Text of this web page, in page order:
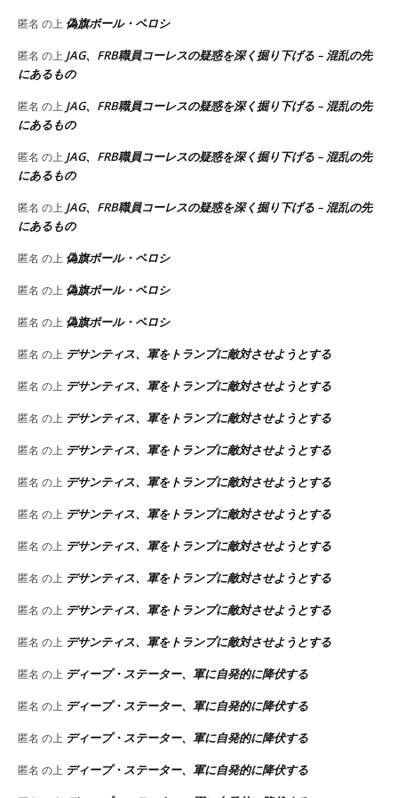
匿名 の上 偽旗ポール・ペロシ
匿名 の上 JAG、FRB職員コーレスの疑惑を深く掘り下げる – 混乱の先
にあるもの
匿名 の上 JAG、FRB職員コーレスの疑惑を深く掘り下げる – 混乱の先
にあるもの
匿名 の上 JAG、FRB職員コーレスの疑惑を深く掘り下げる – 混乱の先
にあるもの
匿名 の上 JAG、FRB職員コーレスの疑惑を深く掘り下げる – 混乱の先
にあるもの
匿名 の上 偽旗ポール・ペロシ
匿名 の上 偽旗ポール・ペロシ
匿名 の上 偽旗ポール・ペロシ
匿名 の上 デサンティス、軍をトランプに敵対させようとする
匿名 の上 デサンティス、軍をトランプに敵対させようとする
匿名 の上 デサンティス、軍をトランプに敵対させようとする
匿名 の上 デサンティス、軍をトランプに敵対させようとする
匿名 の上 デサンティス、軍をトランプに敵対させようとする
匿名 の上 デサンティス、軍をトランプに敵対させようとする
匿名 の上 デサンティス、軍をトランプに敵対させようとする
匿名 の上 デサンティス、軍をトランプに敵対させようとする
匿名 の上 デサンティス、軍をトランプに敵対させようとする
匿名 の上 デサンティス、軍をトランプに敵対させようとする
匿名 の上 ディープ・ステーター、軍に自発的に降伏する
匿名 の上 ディープ・ステーター、軍に自発的に降伏する
匿名 の上 ディープ・ステーター、軍に自発的に降伏する
匿名 の上 ディープ・ステーター、軍に自発的に降伏する